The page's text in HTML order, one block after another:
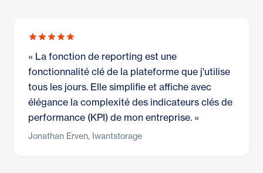
« La fonction de reporting est une
fonctionnalité clé de la plateforme que j'utilise
tous les jours. Elle simplifie et affiche avec
élégance la complexité des indicateurs clés de
performance (KPI) de mon entreprise. »
Jonathan Erven, Iwantstorage